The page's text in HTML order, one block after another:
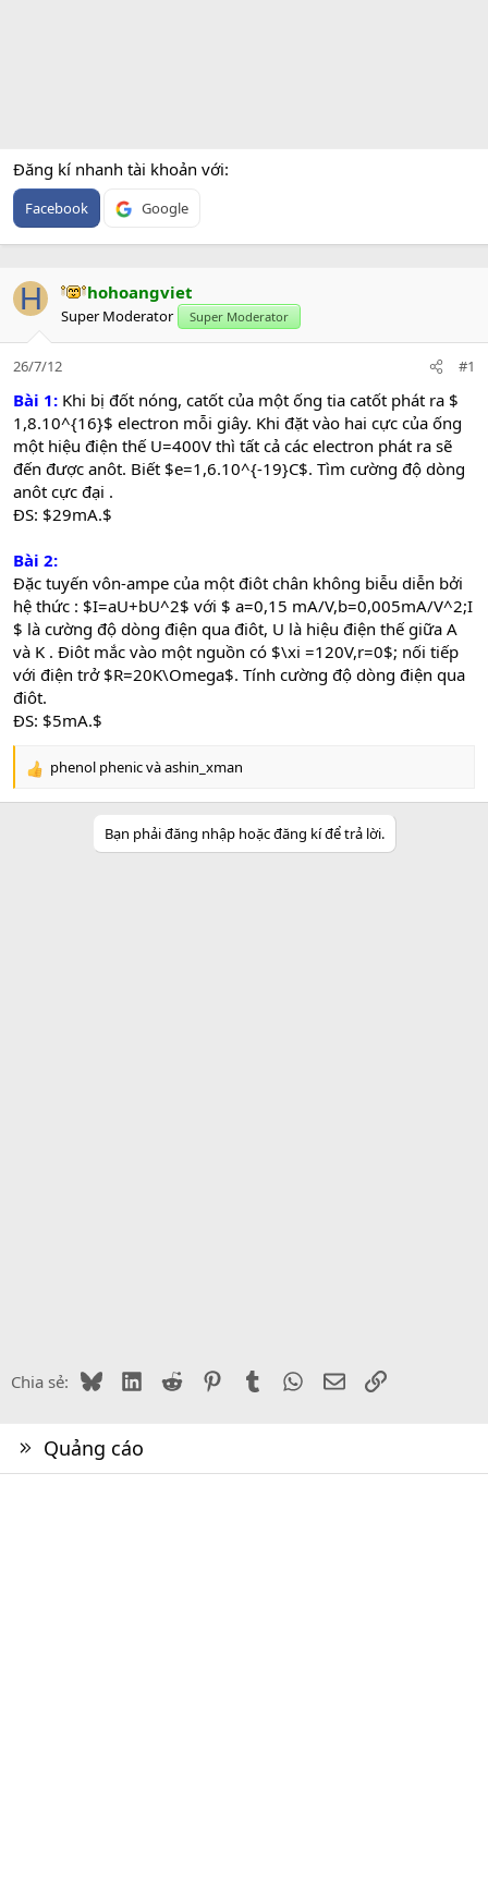
Đăng kí nhanh tài khoản với
Facebook Google
H hohoangviet
Super Moderator Super Moderator
26/7/12 #1
Bài 1: Khi bị đốt nóng, catốt của một ống tia catốt phát ra $
1,8.10^{16}$ electron mỗi giây. Khi đặt vào hai cực của ống
một hiệu điện thế U=400V thì tất cả các electron phát ra sẽ
đến được anôt. Biết $e=1,6.10^{-19}C$. Tìm cường độ dòng
anôt cực đại .
ĐS: $29mA.$
Bài 2:
Đặc tuyến vôn-ampe của một điôt chân không biễu diễn bởi
hệ thức : $I=aU+bU^2$ với $ a=0,15 mA/V,b=0,005mA/V^2;I
$ là cường độ dòng điện qua điôt, U là hiệu điện thế giữa A
và K . Điôt mắc vào một nguồn có $\xi =120V,r=0$; nối tiếp
với điện trở $R=20K\Omega$. Tính cường độ dòng điện qua
điôt.
ĐS: $5mA.$
R
phenol phenicvàashin_xman
Bạn phải đăng nhập hoặc đăng kí để trả lời.
Chia sẻ: BlueskyLinkedIn
Reddit PinterestTumblr WhatsApp
EmailLink
Quảng cáo